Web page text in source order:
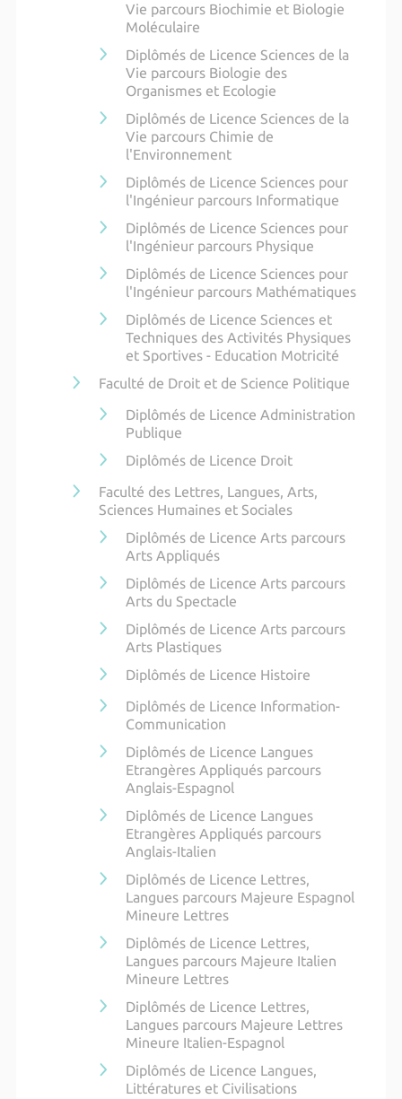
Vie parcours Biochimie et Biologie
Moléculaire
Diplômés de Licence Sciences de la
Vie parcours Biologie des
Organismes et Ecologie
Diplômés de Licence Sciences de la
Vie parcours Chimie de
l'Environnement
Diplômés de Licence Sciences pour
l'Ingénieur parcours Informatique
Diplômés de Licence Sciences pour
l'Ingénieur parcours Physique
Diplômés de Licence Sciences pour
l'Ingénieur parcours Mathématiques
Diplômés de Licence Sciences et
Techniques des Activités Physiques
et Sportives - Education Motricité
Faculté de Droit et de Science Politique
Diplômés de Licence Administration
Publique
Diplômés de Licence Droit
Faculté des Lettres, Langues, Arts,
Sciences Humaines et Sociales
Diplômés de Licence Arts parcours
Arts Appliqués
Diplômés de Licence Arts parcours
Arts du Spectacle
Diplômés de Licence Arts parcours
Arts Plastiques
Diplômés de Licence Histoire
Diplômés de Licence Information-
Communication
Diplômés de Licence Langues
Etrangères Appliqués parcours
Anglais-Espagnol
Diplômés de Licence Langues
Etrangères Appliqués parcours
Anglais-Italien
Diplômés de Licence Lettres,
Langues parcours Majeure Espagnol
Mineure Lettres
Diplômés de Licence Lettres,
Langues parcours Majeure Italien
Mineure Lettres
Diplômés de Licence Lettres,
Langues parcours Majeure Lettres
Mineure Italien-Espagnol
Diplômés de Licence Langues,
Littératures et Civilisations